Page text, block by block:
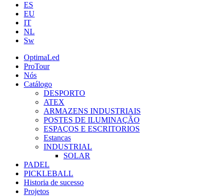
ES
EU
IT
NL
Sw
OptimaLed
ProTour
Nós
Catálogo
DESPORTO
ATEX
ARMAZENS INDUSTRIAIS
POSTES DE ILUMINAÇÃO
ESPAÇOS E ESCRITORIOS
Estancas
INDUSTRIAL
SOLAR
PADEL
PICKLEBALL
Historia de sucesso
Projetos